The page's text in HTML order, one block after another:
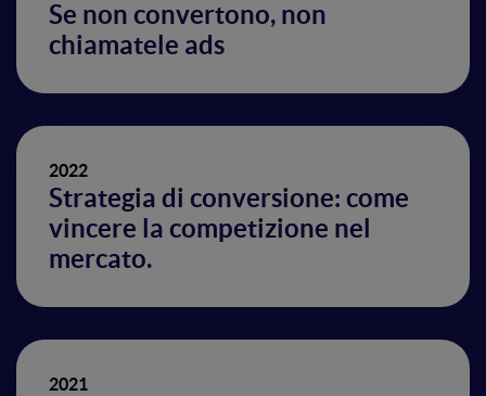
Se non convertono, non
chiamatele ads
2022
Strategia di conversione: come
vincere la competizione nel
mercato.
2021